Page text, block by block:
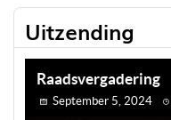
Uitzending